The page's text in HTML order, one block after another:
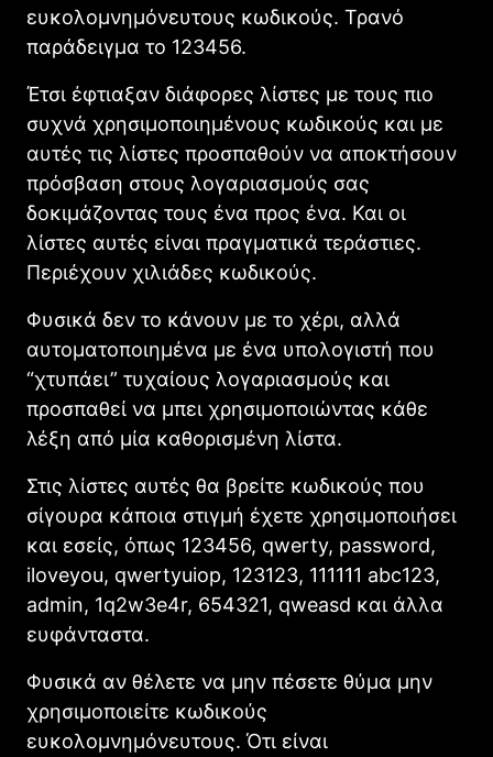
ευκολομνημόνευτους κωδικούς. Τρανό
παράδειγμα το 123456.
Έτσι έφτιαξαν διάφορες λίστες με τους πιο
συχνά χρησιμοποιημένους κωδικούς και με
αυτές τις λίστες προσπαθούν να αποκτήσουν
πρόσβαση στους λογαριασμούς σας
δοκιμάζοντας τους ένα προς ένα. Και οι
λίστες αυτές είναι πραγματικά τεράστιες.
Περιέχουν χιλιάδες κωδικούς.
Φυσικά δεν το κάνουν με το χέρι, αλλά
αυτοματοποιημένα με ένα υπολογιστή που
“χτυπάει” τυχαίους λογαριασμούς και
προσπαθεί να μπει χρησιμοποιώντας κάθε
λέξη από μία καθορισμένη λίστα.
Στις λίστες αυτές θα βρείτε κωδικούς που
σίγουρα κάποια στιγμή έχετε χρησιμοποιήσει
και εσείς, όπως 123456, qwerty, password,
iloveyou, qwertyuiop, 123123, 111111 abc123,
admin, 1q2w3e4r, 654321, qweasd και άλλα
ευφάνταστα.
Φυσικά αν θέλετε να μην πέσετε θύμα μην
χρησιμοποιείτε κωδικούς
ευκολομνημόνευτους. Ότι είναι